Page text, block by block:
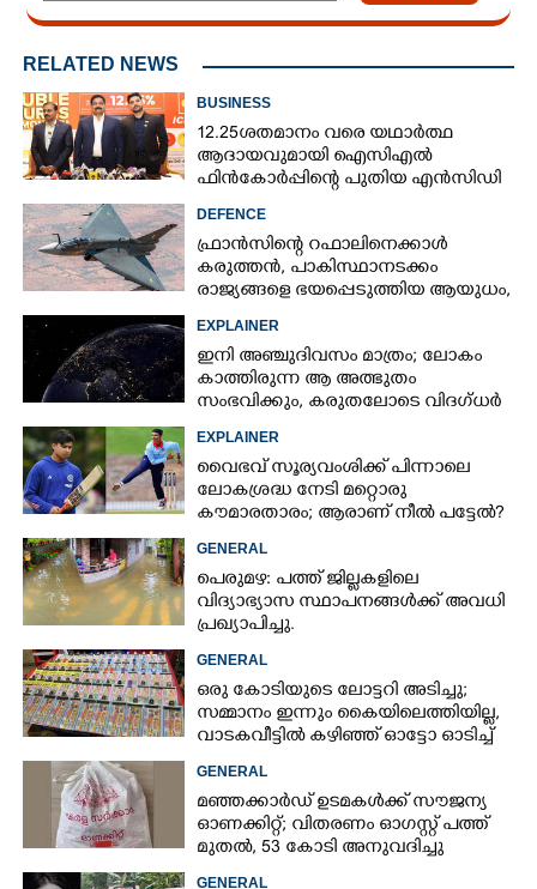
RELATED NEWS
BUSINESS
12.25ശതമാനം വരെ യഥാർത്ഥ
ആദായവുമായി ഐസിഎൽ
ഫിൻകോർപ്പിന്റെ പുതിയ എൻസിഡി
ഇഷ്യു ആരംഭിക്കുന്നു
DEFENCE
ഫ്രാൻസിന്റെ റഫാലിനെക്കാൾ
കരുത്തൻ,​ പാകിസ്ഥാനടക്കം
രാജ്യങ്ങളെ ഭയപ്പെടുത്തിയ ആയുധം,​
ഇന്ത്യ നിർമ്മിച്ച എണ്ണം 100ലേക്ക്
EXPLAINER
ഇനി അഞ്ചുദിവസം മാത്രം; ലോകം
കാത്തിരുന്ന ആ അത്ഭുതം
സംഭവിക്കും, കരുതലോടെ വിദഗ്ധർ
EXPLAINER
വൈഭവ് സൂര്യവംശിക്ക് പിന്നാലെ
ലോകശ്രദ്ധ നേടി മറ്റൊരു
കൗമാരതാരം; ആരാണ് നീൽ പട്ടേൽ?
GENERAL
പെരുമഴ: പത്ത് ജില്ലകളിലെ
വിദ്യാഭ്യാസ സ്ഥാപനങ്ങൾക്ക് അവധി
പ്രഖ്യാപിച്ചു.
GENERAL
ഒരു കോടിയുടെ ലോട്ടറി അടിച്ചു;
സമ്മാനം ഇന്നും കൈയിലെത്തിയില്ല,
വാടകവീട്ടിൽ കഴിഞ്ഞ് ഓട്ടോ ഓടിച്ച്
73കാരൻ
GENERAL
മഞ്ഞക്കാർഡ് ഉടമകൾക്ക് സൗജന്യ
ഓണക്കിറ്റ്; വിതരണം ഓഗസ്റ്റ് പത്ത്
മുതൽ, 53 കോടി അനുവദിച്ചു
GENERAL